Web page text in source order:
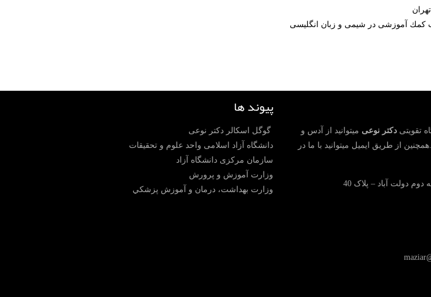
كمك آموزشی در شيمی و زبان انگليسی
تقویتی دکتر نوعی میتوانید از آدس و
از طریق ایمیل میتوانید با ما در
دولت آباد – پلاک 40
پیوند ها
گوگل اسکالر دکتر نوعی
دانشگاه آزاد اسلامی واحد علوم و تحقیقات
سازمان مرکزی دانشگاه آزاد
وزارت آموزش و پرورش
وزارت بهداشت، درمان و آموزش پزشكي